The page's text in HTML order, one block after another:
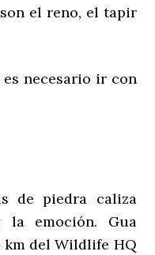
el reno, el tapir
necesario ir con
de piedra caliza
la emoción. Gua
km del Wildlife HQ